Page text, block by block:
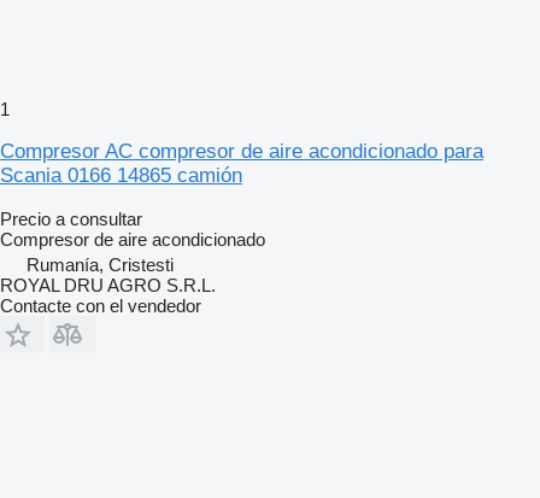
1
Compresor AC compresor de aire acondicionado para
Scania 0166 14865 camión
Precio a consultar
Compresor de aire acondicionado
Rumanía, Cristesti
ROYAL DRU AGRO S.R.L.
Contacte con el vendedor